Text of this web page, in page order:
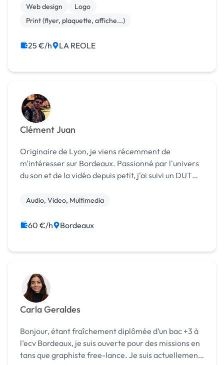
vous ressemble
Web design
Logo
Print (flyer, plaquette, affiche...)
25 €/h LA REOLE
Clément Juan
Originaire de Lyon, je viens récemment de
m'intéresser sur Bordeaux. Passionné par l'univers
du son et de la vidéo depuis petit, j'ai suivi un DUT
Licence Professionnelle Techniques du Son et...
Audio, Video, Multimedia
60 €/h Bordeaux
Carla Geraldes
Bonjour, étant fraîchement diplômée d’un bac +3 à
l’ecv Bordeaux, je suis ouverte pour des missions en
tans que graphiste free-lance. Je suis actuellement